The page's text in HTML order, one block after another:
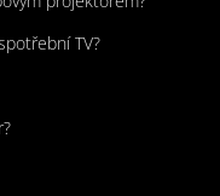
TV?